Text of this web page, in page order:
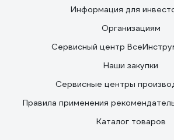
Информация для
Организациям
Сервисный центр
Наши закупки
Сервисные центры
Правила применения
Каталог товаров